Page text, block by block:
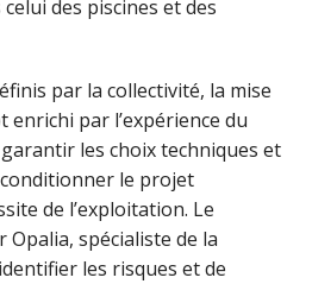
des piscines et des
par la collectivité, la mise
enrichi par l’expérience du
les choix techniques et
le projet
de l’exploitation. Le
spécialiste de la
les risques et de